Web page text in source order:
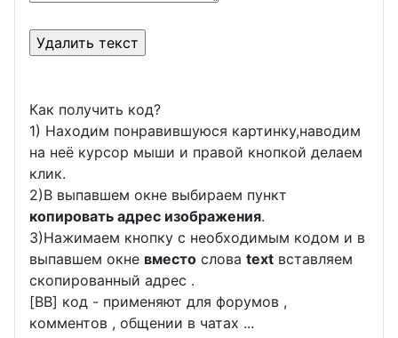
Как получить код?
1) Находим понравившуюся картинку,наводим
на неё курсор мыши и правой кнопкой делаем
клик.
2)В выпавшем окне выбираем пункт
копировать адрес изображения.
3)Нажимаем кнопку с необходимым кодом и в
выпавшем окне вместо слова text вставляем
скопированный адрес .
[BB] код - применяют для форумов ,
комментов , общении в чатах ...